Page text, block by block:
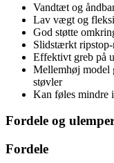
Vandtæt og
Lav vægt og
God støtte
Slidstærkt ripstop-
Effektivt greb på
Mellemhøj model
støvler
Kan føles mindre
Fordele og
Fordele